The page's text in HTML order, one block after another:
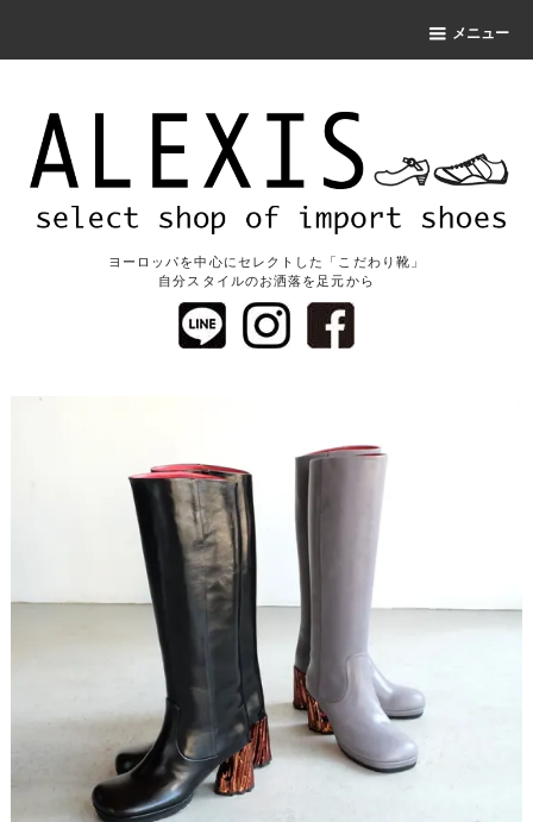
メニュー
ヨーロッパを中心にセレクトした「こだわり靴」
自分スタイルのお洒落を足元から